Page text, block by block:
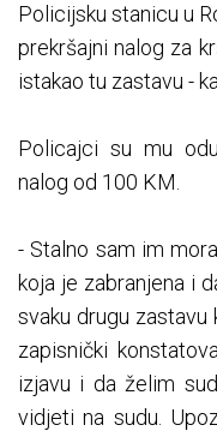
Policijsku stanicu u
prekršajni nalog za
istakao tu zastavu -
Policajci su mu
nalog od 100 KM.
- Stalno sam im
koja je zabranjena i
svaku drugu zastavu
zapisnički
izjavu i da želim
vidjeti na sudu.